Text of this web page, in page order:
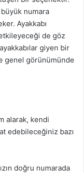
numara
Ayakkabı
de göz
giyen bir
genel görünümünde
alarak, kendi
edebileceğiniz bazı
doğru numarada